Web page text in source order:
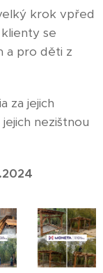
krok vpřed
se
a pro děti z
za jejich
nezištnou